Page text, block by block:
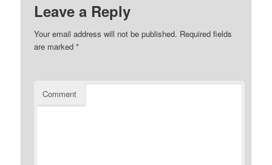
Leave a Reply
Your email address will not be published. Required fields
are marked*
Comment